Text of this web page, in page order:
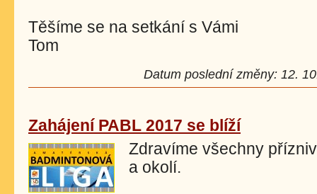
Těšíme se na setkání s Vámi
Tom
Datum poslední změny: 12.
Zahájení PABL 2017 se blíží
Zdravíme všechny
a okolí.